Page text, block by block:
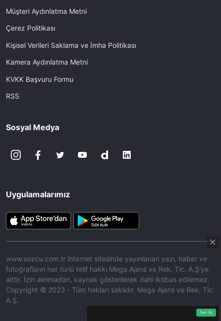
Aç
10.45%
Sesi Aç
Müşteri Aydınlatma Metni
Çerez Politikası
Kişisel Verileri Saklama ve İmha Politikası
Kamera Aydınlatma Metni
KVKK Başvuru Formu
RSS
Sosyal Medya
Uygulamalarımız
www.sozcu.com.tr internet sitesinde yayınlanan yazı, haber ve
fotoğrafların her türlü telif hakkı Mega Ajans ve Rek. Tic. A.Ş'ye
aittir. İzin alınmadan, kaynak gösterilerek dahi iktibas edilemez.
Copyright © 2023 - Tüm hakları saklıdır. Mega Ajans ve Rek. Tic.
A.Ş.